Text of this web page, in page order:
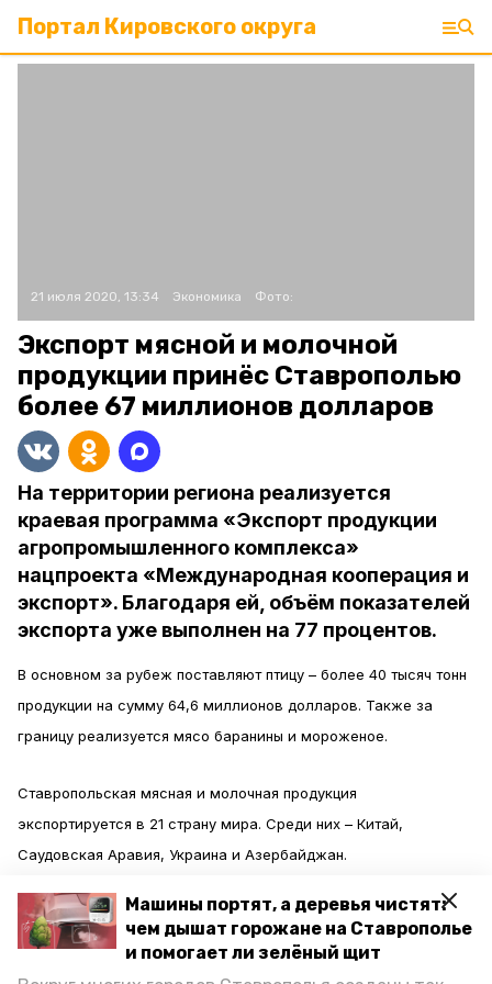
Машины портят, а деревья чистят:
чем дышат горожане на Ставрополье
и помогает ли зелёный щит
Портал Кировского округа
21 июля 2020, 13:34 Экономика Фото:
Экспорт мясной и молочной
продукции принёс Ставрополью
более 67 миллионов долларов
На территории региона реализуется
краевая программа «Экспорт продукции
агропромышленного комплекса»
нацпроекта «Международная кооперация и
экспорт». Благодаря ей, объём показателей
экспорта уже выполнен на 77 процентов.
В основном за рубеж поставляют птицу – более 40 тысяч тонн
продукции на сумму 64,6 миллионов долларов. Также за
границу реализуется мясо баранины и мороженое.
Ставропольская мясная и молочная продукция
экспортируется в 21 страну мира. Среди них – Китай,
Саудовская Аравия, Украина и Азербайджан.
Ранее в федеральный проект «Экспорт продукции АПК»
включилишерсть, которую производят в регионе. Такое